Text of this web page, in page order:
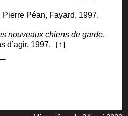
Pierre Péan, Fayard, 1997.
nou­veaux chiens de garde,
d’agir, 1997.